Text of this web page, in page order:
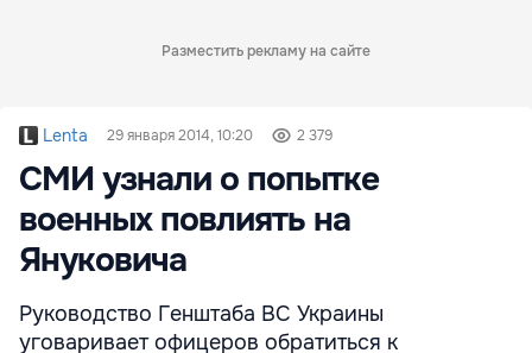
Разместить рекламу на сайте
Lenta 29 января 2014, 10:20 2 379
СМИ узнали о попытке
военных повлиять на
Януковича
Руководство Генштаба ВС Украины
уговаривает офицеров обратиться к